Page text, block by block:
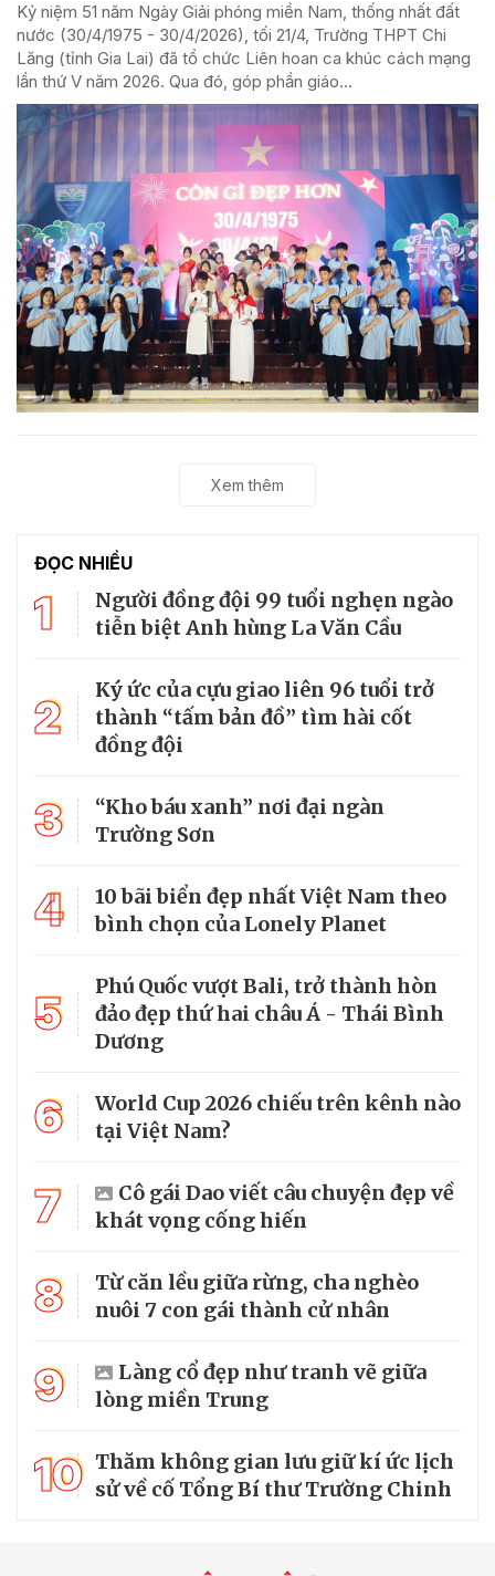
Kỷ niệm 51 năm Ngày Giải phóng miền Nam, thống nhất đất
nước (30/4/1975 - 30/4/2026), tối 21/4, Trường THPT Chi
Lăng (tỉnh Gia Lai) đã tổ chức Liên hoan ca khúc cách mạng
lần thứ V năm 2026. Qua đó, góp phần giáo...
Xem thêm
ĐỌC NHIỀU
1
Người đồng đội 99 tuổi nghẹn ngào
tiễn biệt Anh hùng La Văn Cầu
2
Ký ức của cựu giao liên 96 tuổi trở
thành “tấm bản đồ” tìm hài cốt
đồng đội
3
“Kho báu xanh” nơi đại ngàn
Trường Sơn
4
10 bãi biển đẹp nhất Việt Nam theo
bình chọn của Lonely Planet
5
Phú Quốc vượt Bali, trở thành hòn
đảo đẹp thứ hai châu Á - Thái Bình
Dương
6
World Cup 2026 chiếu trên kênh nào
tại Việt Nam?
7
Cô gái Dao viết câu chuyện đẹp về
khát vọng cống hiến
8
Từ căn lều giữa rừng, cha nghèo
nuôi 7 con gái thành cử nhân
9
Làng cổ đẹp như tranh vẽ giữa
lòng miền Trung
10 Thăm không gian lưu giữ kí ức lịch
sử về cố Tổng Bí thư Trường Chinh